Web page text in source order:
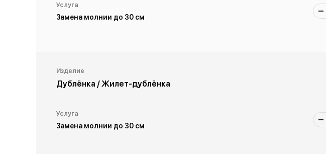
Услуга
Замена молнии до 30 см
Изделие
Дублёнка / Жилет-дублёнка
Услуга
Замена молнии до 30 см